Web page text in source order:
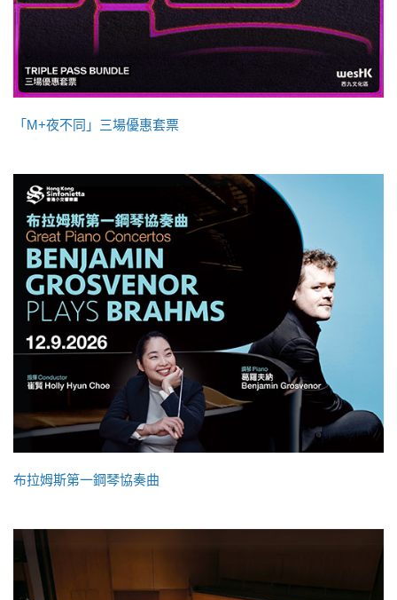
「M+夜不同」三場優惠套票
布拉姆斯第一鋼琴協奏曲